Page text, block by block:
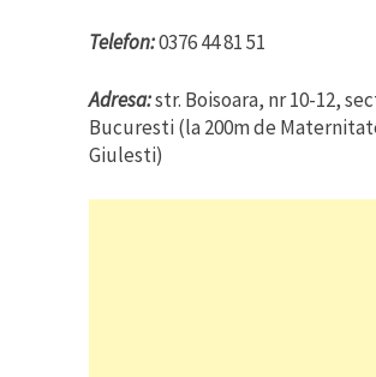
Telefon:0376 44 81 51
Adresa:str. Boisoara, nr 10-12,
Bucuresti (la 200m de
Giulesti)